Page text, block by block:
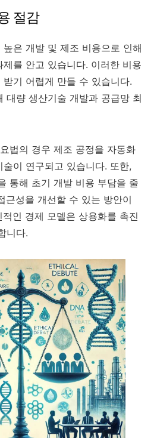
절감
은 개발 및 제조 비용으로 인해
를 안고 있습니다. 이러한 비용
기 어렵게 만들 수 있습니다.
대량 생산기술 개발과 공급망 최
법의 경우 제조 공정을 자동화
이 연구되고 있습니다. 또한,
통해 초기 개발 비용 부담을 줄
근성을 개선할 수 있는 방안이
인 경제 모델은 상용화를 촉진
니다.